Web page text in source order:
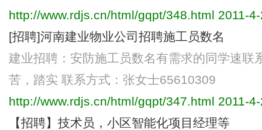
http://www.rdjs.cn/html/gqpt/348.html 2011-
[招聘]河南建业物业公司招聘施工员数名
建业招聘：安防施工员数名有需求的同学速联
苦，踏实 联系方式：张女士65610309
http://www.rdjs.cn/html/gqpt/347.html 2011-
【招聘】技术员，小区智能化项目经理等